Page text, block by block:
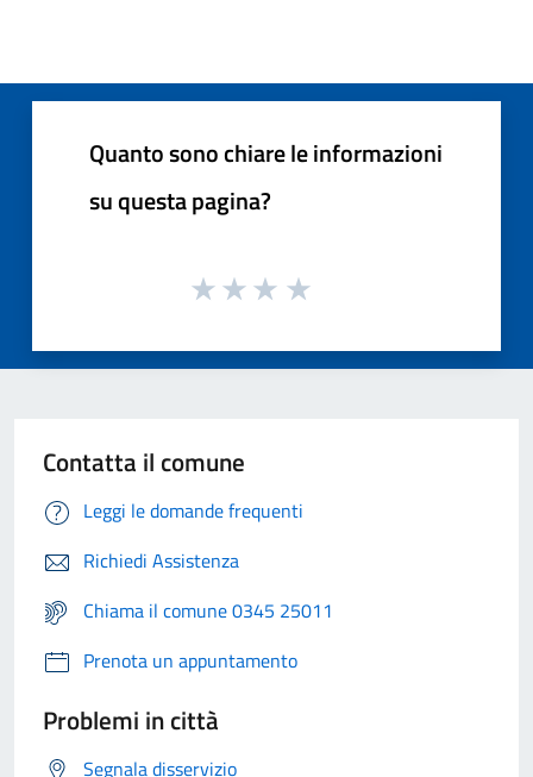
Quanto sono chiare le informazioni
su questa pagina?
Contatta il comune
Leggi le domande frequenti
Richiedi Assistenza
Chiama il comune 0345 25011
Prenota un appuntamento
Problemi in città
Segnala disservizio